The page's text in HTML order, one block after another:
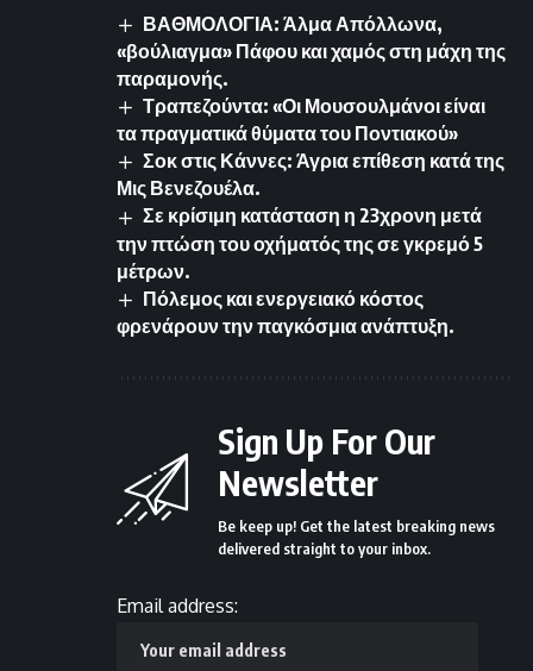
ΒΑΘΜΟΛΟΓΙΑ: Άλμα Απόλλωνα,
«βούλιαγμα» Πάφου και χαμός στη μάχη της
παραμονής.
Τραπεζούντα: «Οι Μουσουλμάνοι είναι
τα πραγματικά θύματα του Ποντιακού»
Σοκ στις Κάννες: Άγρια επίθεση κατά της
Μις Βενεζουέλα.
Σε κρίσιμη κατάσταση η 23χρονη μετά
την πτώση του οχήματός της σε γκρεμό 5
μέτρων.
Πόλεμος και ενεργειακό κόστος
φρενάρουν την παγκόσμια ανάπτυξη.
Sign Up For Our
Newsletter
Be keep up! Get the latest breaking news
delivered straight to your inbox.
Email address: